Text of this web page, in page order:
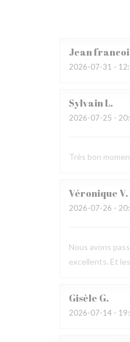
Jean
2026-07-31 -
SylvainL
2026-07-25 -
Très bon
VéroniqueV
2026-07-26 -
Nous avons
excellents. Et
Gisèle G
2026-07-14 -